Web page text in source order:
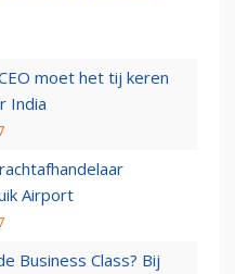
moet het tij keren
India
Airport
Business Class? Bij